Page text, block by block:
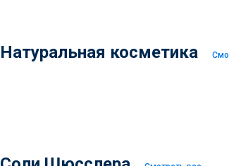
Натуральная косметика